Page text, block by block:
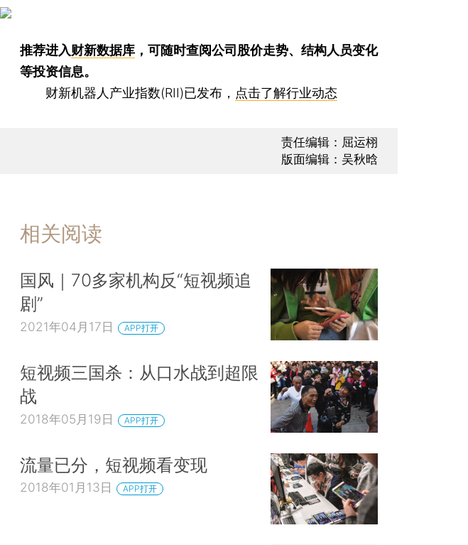
推荐进入财新数据库 ，可随时查阅公司股价走势、结构人员变化
等投资信息。
财新机器人产业指数(RII)已发布， 点击了解行业动态
责任编辑：屈运栩
版面编辑：吴秋晗
相关阅读
国风｜70多家机构反“短视频追
剧”
2021年04月17日 APP打开
短视频三国杀：从口水战到超限
战
2018年05月19日 APP打开
流量已分，短视频看变现
2018年01月13日 APP打开